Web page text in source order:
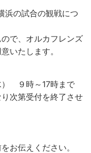
浜の試合の観戦につ
で、オルカフレンズ
いたします。
） ９時～17時まで
次第受付を終了させ
お伝えください。